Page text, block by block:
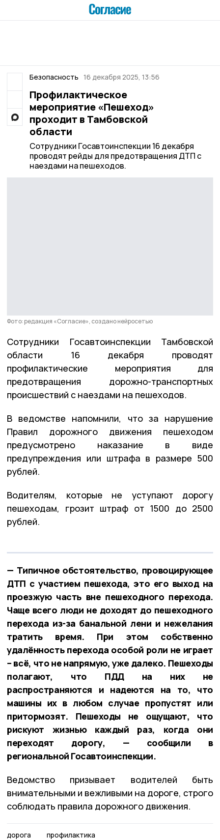
Безопасность 16 декабря 2025, 13:56
Профилактическое
мероприятие «Пешеход»
проходит в Тамбовской
области
Сотрудники Госавтоинспекции 16 декабря
проводят рейды для предотвращения ДТП с
наездами на пешеходов.
Фото: редакция «Согласие», создано нейросетью
Сотрудники Госавтоинспекции Тамбовской
области 16 декабря проводят
профилактические мероприятия для
предотвращения дорожно-транспортных
происшествий с наездами на пешеходов.
В ведомстве напомнили, что за нарушение
Правил дорожного движения пешеходом
предусмотрено наказание в виде
предупреждения или штрафа в размере 500
рублей.
Водителям, которые не уступают дорогу
пешеходам, грозит штраф от 1500 до 2500
рублей.
— Типичное обстоятельство, провоцирующее
ДТП с участием пешехода, это его выход на
проезжую часть вне пешеходного перехода.
Чаще всего люди не доходят до пешеходного
перехода из-за банальной лени и нежелания
тратить время. При этом собственно
удалённость перехода особой роли не играет
– всё, что не напрямую, уже далеко. Пешеходы
полагают, что ПДД на них не
распространяются и надеются на то, что
машины их в любом случае пропустят или
притормозят. Пешеходы не ощущают, что
рискуют жизнью каждый раз, когда они
переходят дорогу, — сообщили в
региональной Госавтоинспекции.
Ведомство призывает водителей быть
внимательными и вежливыми на дороге, строго
соблюдать правила дорожного движения.
дорога профилактика